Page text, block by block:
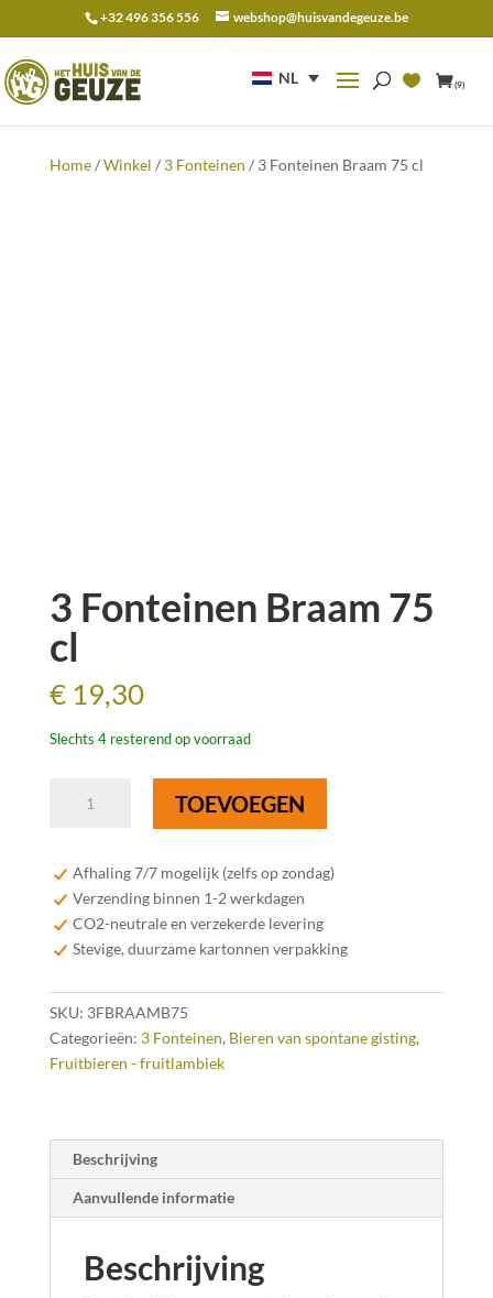
+32 496 356 556 webshop@huisvandegeuze.be
NL (9)
naar:
Home/Winkel / 3 Fonteinen / 3 Fonteinen Braam 75 cl
3 Fonteinen Braam 75
cl
€19,30
Slechts 4 resterend op voorraad
Fonteinen
75
aantal
TOEVOEGEN
Afhaling 7/7 mogelijk (zelfs op zondag)
Verzending binnen 1-2 werkdagen
CO2-neutrale en verzekerde levering
Stevige, duurzame kartonnen verpakking
SKU: 3FBRAAMB75
Categorieën: 3 Fonteinen, Bieren van spontane gisting,
Fruitbieren - fruitlambiek
Beschrijving
Aanvullende informatie
Beschrijving